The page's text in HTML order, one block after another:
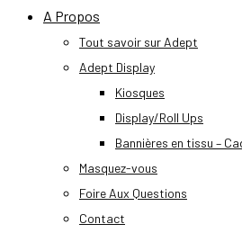
A Propos
Tout savoir sur Adept
Adept Display
Kiosques
Display/Roll Ups
Bannières en tissu –
Masquez-vous
Foire Aux Questions
Contact